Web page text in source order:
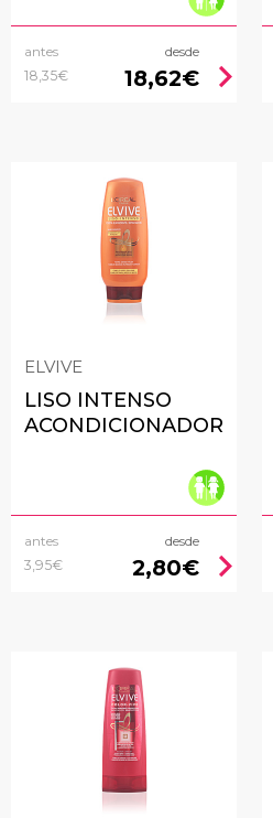
antes
18,35€
desde
18,62€ chevron_right
ELVIVE
LISO INTENSO
ACONDICIONADOR
antes
3,95€
desde
2,80€ chevron_right